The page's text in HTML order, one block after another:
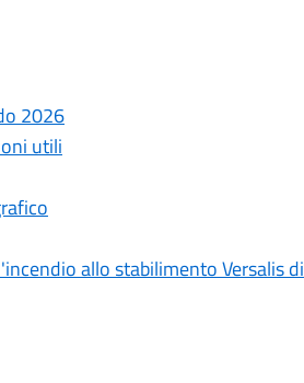
2026
utili
allo stabilimento Versalis di